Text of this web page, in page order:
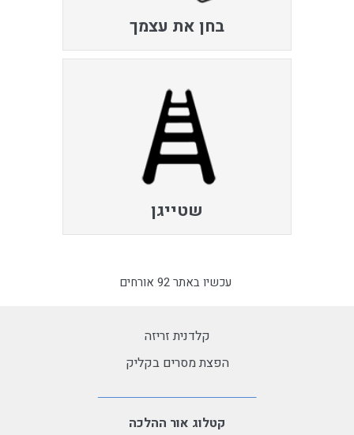
בחן את עצמך
שטייגן
עכשיו באתר 92 אורחים
קלדנית זריזה
הפצת מסרים בקליק
קטלוג אור ההלכה